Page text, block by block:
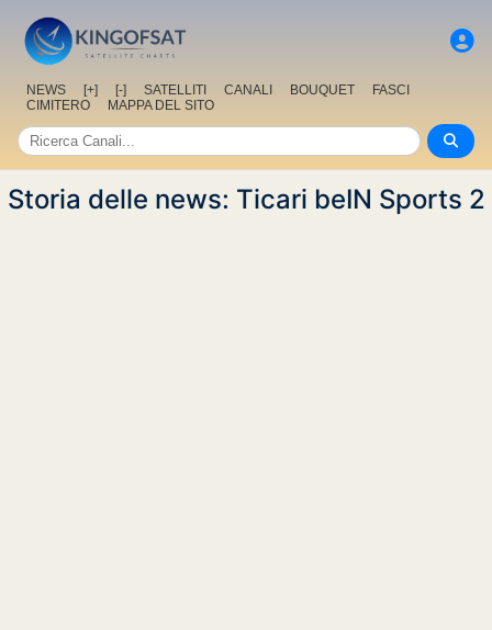
NEWS [+] [-] SATELLITI CANALI BOUQUET
FASCI
CIMITERO
MAPPA DEL SITO
Storia delle news: Ticari beIN Sports 2